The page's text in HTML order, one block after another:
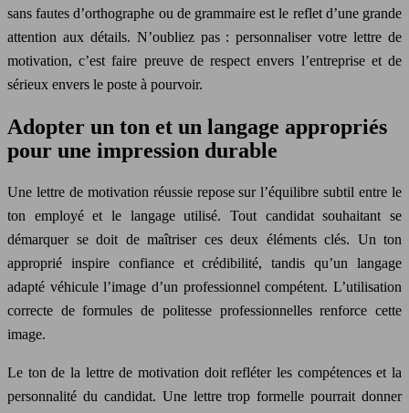
sans fautes d’orthographe ou de grammaire est le reflet d’une grande
attention aux détails. N’oubliez pas : personnaliser votre lettre de
motivation, c’est faire preuve de respect envers l’entreprise et de
sérieux envers le poste à pourvoir.
Adopter un ton et un langage appropriés
pour une impression durable
Une lettre de motivation réussie repose sur l’équilibre subtil entre le
ton employé et le langage utilisé. Tout candidat souhaitant se
démarquer se doit de maîtriser ces deux éléments clés. Un ton
approprié inspire confiance et crédibilité, tandis qu’un langage
adapté véhicule l’image d’un professionnel compétent. L’utilisation
correcte de formules de politesse professionnelles renforce cette
image.
Le ton de la lettre de motivation doit refléter les compétences et la
personnalité du candidat. Une lettre trop formelle pourrait donner